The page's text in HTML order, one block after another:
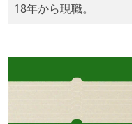
18年から現職。